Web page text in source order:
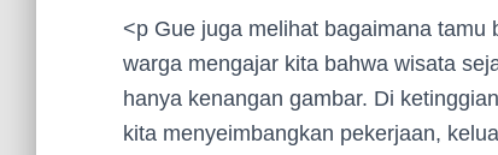
<p Gue juga melihat bagaimana
warga mengajar kita bahwa wisata
hanya kenangan gambar. Di
kita menyeimbangkan pekerjaan,